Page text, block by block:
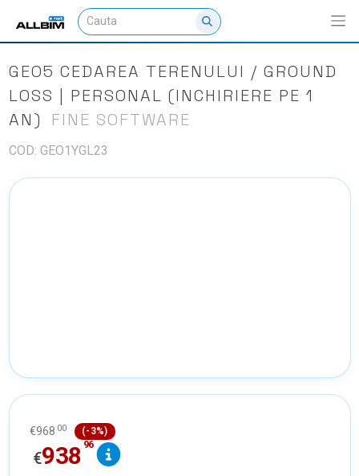
GEO5 CEDAREA TERENULUI / GROUND
LOSS | PERSONAL (INCHIRIERE PE 1
AN)
FINE SOFTWARE
COD: GEO1YGL23
€968 00 (-3%)
€93896